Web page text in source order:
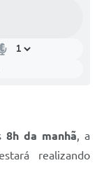
8h da manhã, a
realizando